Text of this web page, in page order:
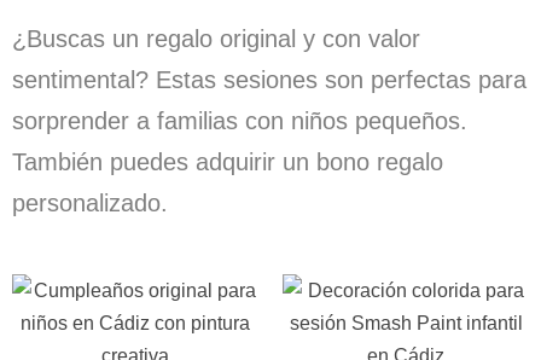
¿Buscas un regalo original y con valor
sentimental? Estas sesiones son perfectas para
sorprender a familias con niños pequeños.
También puedes adquirir un bono regalo
personalizado.